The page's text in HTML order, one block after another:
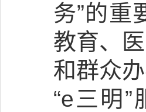
务”的重
教育、
和群众
“e三明